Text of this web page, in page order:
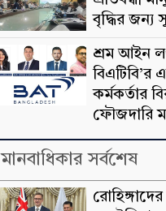
বৃদ্ধির জন্য
শ্রম আইন
বিএটিবি’র
কর্মকর্তার
ফৌজদারি
মানবাধিকার সর্বশেষ